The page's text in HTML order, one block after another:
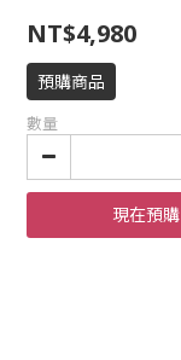
NT$4,980
預購商品
數量
現在預購